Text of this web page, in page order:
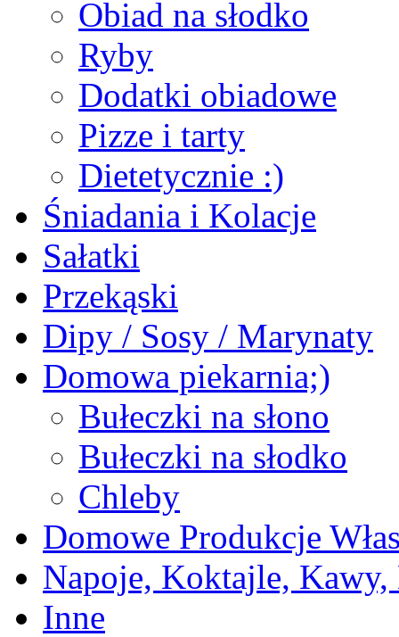
Obiad na słodko
Ryby
Dodatki obiadowe
Pizze i tarty
Dietetycznie :)
Śniadania i Kolacje
Sałatki
Przekąski
Dipy / Sosy / Marynaty
Domowa piekarnia;)
Bułeczki na słono
Bułeczki na słodko
Chleby
Domowe Produkcje
Napoje, Koktajle, Kawy,
Inne